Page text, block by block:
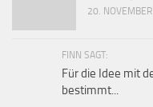
20.
FINN SAGT:
Für die Idee mit
bestimmt...